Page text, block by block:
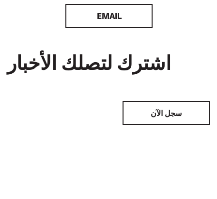
EMAIL
اشترك لتصلك الأخبار
سجل الآن